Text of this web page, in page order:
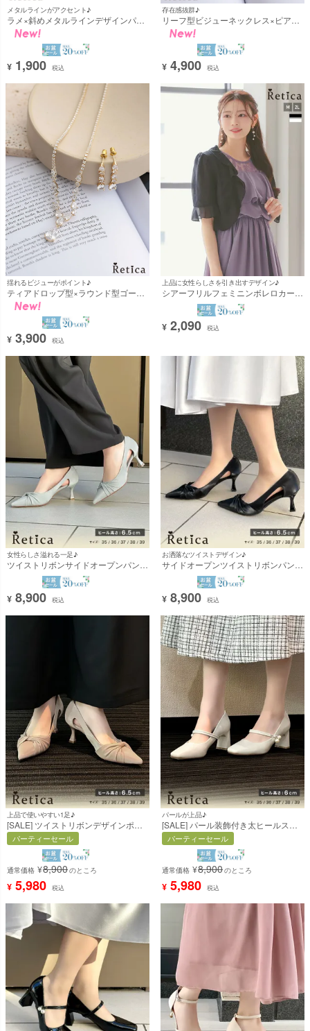
メタルラインがアクセント♪
ラメ×斜めメタルラインデザインパー
ティー2wayバッグ(ブラック/シルバ
ー) [Retica/レティカ]
¥ 1,900 税込
存在感抜群♪
リーフ型ビジューネックレス×ピアス
2点セット(シルバー) [Retica/レティ
カ]
¥ 4,900 税込
揺れるビジューがポイント♪
ティアドロップ型×ラウンド型ゴージ
ャスビジューネックレス×ピアス2点
セット(ゴールド) [Retica/レティカ]
¥ 3,900 税込
上品に女性らしさを引き出すデザイン♪
シアーフリルフェミニンボレロカーデ
ィガン [Retica/レティカ]
¥ 2,090 税込
女性らしさ溢れる一足♪
ツイストリボンサイドオープンパンプ
ス(グレー) [Retica/レティカ]
¥ 8,900 税込
お洒落なツイストデザイン♪
サイドオープンツイストリボンパンプ
ス(ブラック) [Retica/レティカ]
¥ 8,900 税込
上品で使いやすい1足♪
[SALE] ツイストリボンデザインポイ
ンテッドパンプス(ベージュ) [Retica/
レティカ]
パーティーセール
通常価格 ¥8,900のところ
¥ 5,980 税込
パールが上品♪
[SALE] パール装飾付き太ヒールスト
ラップパンプス(オフホワイト)
[Retica/レティカ]
パーティーセール
通常価格 ¥8,900のところ
¥ 5,980 税込